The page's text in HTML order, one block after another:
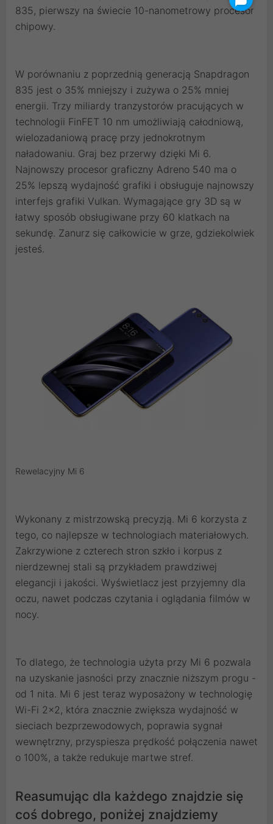
835, pierwszy na świecie 10-nanometrowy procesor
chipowy.
W porównaniu z poprzednią generacją Snapdragon
835 jest o 35% mniejszy i zużywa o 25% mniej
energii. Trzy miliardy tranzystorów pracujących w
technologii FinFET 10 nm umożliwiają całodniową,
wielozadaniową pracę przy jednokrotnym
naładowaniu. Graj bez przerwy dzięki Mi 6.
Najnowszy procesor graficzny Adreno 540 ma o
25% lepszą wydajność grafiki i obsługuje najnowszy
interfejs grafiki Vulkan. Wymagające gry 3D są w
łatwy sposób obsługiwane przy 60 klatkach na
sekundę. Zanurz się całkowicie w grze, gdziekolwiek
jesteś.
Rewelacyjny Mi 6
Wykonany z mistrzowską precyzją. Mi 6 korzysta z
tego, co najlepsze w technologiach materiałowych.
Zakrzywione z czterech stron szkło i korpus z
nierdzewnej stali są przykładem prawdziwej
elegancji i jakości. Wyświetlacz jest przyjemny dla
oczu, nawet podczas czytania i oglądania filmów w
nocy.
To dlatego, że technologia użyta przy Mi 6 pozwala
na uzyskanie jasności przy znacznie niższym progu -
od 1 nita. Mi 6 jest teraz wyposażony w technologię
Wi-Fi 2x2, która znacznie zwiększa wydajność w
sieciach bezprzewodowych, poprawia sygnał
wewnętrzny, przyspiesza prędkość połączenia nawet
o 100%, a także redukuje martwe stref.
Reasumując dla każdego znajdzie się
coś dobrego, poniżej znajdziemy